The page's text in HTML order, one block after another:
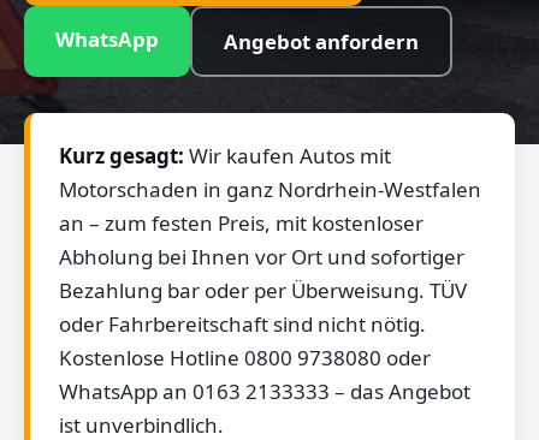
WhatsApp Angebot anfordern
Kurz gesagt: Wir kaufen Autos mit
Motorschaden in ganz Nordrhein-Westfalen
an – zum festen Preis, mit kostenloser
Abholung bei Ihnen vor Ort und sofortiger
Bezahlung bar oder per Überweisung. TÜV
oder Fahrbereitschaft sind nicht nötig.
Kostenlose Hotline 0800 9738080 oder
WhatsApp an 0163 2133333 – das Angebot
ist unverbindlich.